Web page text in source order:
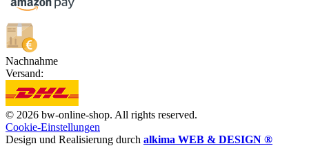
Nachnahme
Versand:
© 2026 bw-online-shop. All rights reserved.
Cookie-Einstellungen
Design und Realisierung durch alkima WEB & DESIGN ®